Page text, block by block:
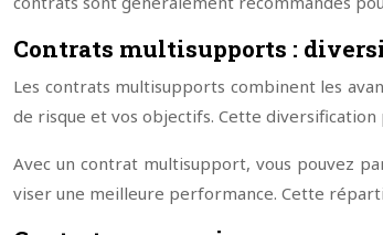
Contrats multisupports :
Les contrats multisupports combinent les
de risque et vos objectifs. Cette
Avec un contrat multisupport, vous pouvez
viser une meilleure performance. Cette